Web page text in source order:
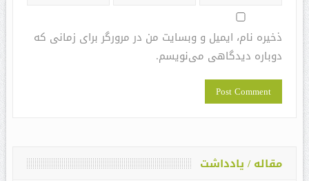
ذخیره نام، ایمیل و وبسایت من در مرورگر برای زمانی که
دوباره دیدگاهی می‌نویسم.
مقاله / یادداشت